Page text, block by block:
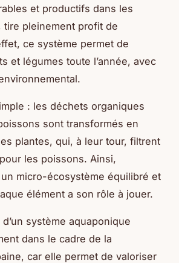
et productifs dans les
tire pleinement profit de
ce système permet de
et légumes toute l’année, avec
: les déchets organiques
sont transformés en
plantes, qui, à leur tour, filtrent
les poissons. Ainsi,
un micro-écosystème équilibré et
élément a son rôle à jouer.
système aquaponique
dans le cadre de la
car elle permet de valoriser